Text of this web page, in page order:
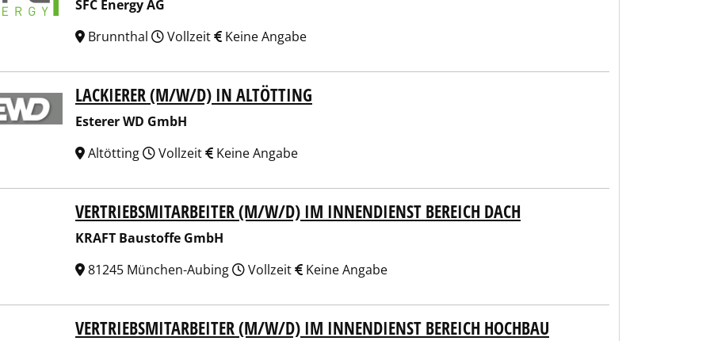
SFC Energy AG
Brunnthal
Vollzeit Keine Angabe
WD GmbHLACKIERER (M/W/D) IN ALTÖTTING
Esterer WD GmbH
Altötting
Vollzeit Keine Angabe
Baustoffe GmbHVERTRIEBSMITARBEITER (M/W/D) IM INNENDIENST BEREICH DACH
KRAFT Baustoffe GmbH
81245 München-Aubing
Vollzeit Keine Angabe
Baustoffe GmbHVERTRIEBSMITARBEITER (M/W/D) IM INNENDIENST BEREICH HOCHBAU